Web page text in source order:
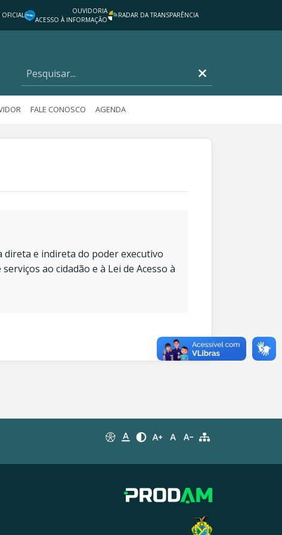
OUVIDORIA
ACESSO À INFORMAÇÃO
RADAR DA TRANSPARÊNCIA
FALE CONOSCO AGENDA
direta e indireta do poder executivo
ao cidadão e à Lei de Acesso à